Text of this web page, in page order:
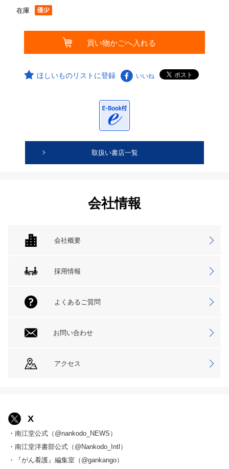
在庫
ほしいものリストに登録 いいね
取扱い書店一覧
会社情報
会社概要
採用情報
よくあるご質問
お問い合わせ
アクセス
X
・南江堂公式（@nankodo_NEWS）
・南江堂洋書部公式（@Nankodo_Intl）
・『がん看護』編集室（@gankango）